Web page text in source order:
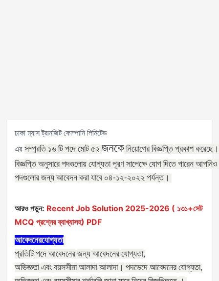
ঢাকা ম্যাস ট্রানজিট কোম্পানি লিমিটেড
এর সম্প্রতি ১৬ টি পদে মোট ৫২ জনকে নিয়োগের বিজ্ঞপ্তি প্রকাশ করেছে।
বিজ্ঞপ্তি অনুসারে পদগুলোয় যোগ্যতা পূরণ সাপেক্ষে যোগ দিতে পারেন
পদগুলোর জন্য আবেদন করা যাবে ০৪-১২-২০২২ পর্যন্ত।
আরও পড়ুন: Recent Job Solution 2025-2026 ( ১৩১+সেট
MCQ প্রশ্নের ব্যাখ্যাসহ) PDF
আবেদনেরযোগ্যতা
প্রতিটি পদে আবেদনের জন্য আবেদনের যোগ্যতা,
অভিজ্ঞতা এবং বয়সসীমা আলাদা আলাদা। পদভেদে আবেদনের যোগ্যতা,